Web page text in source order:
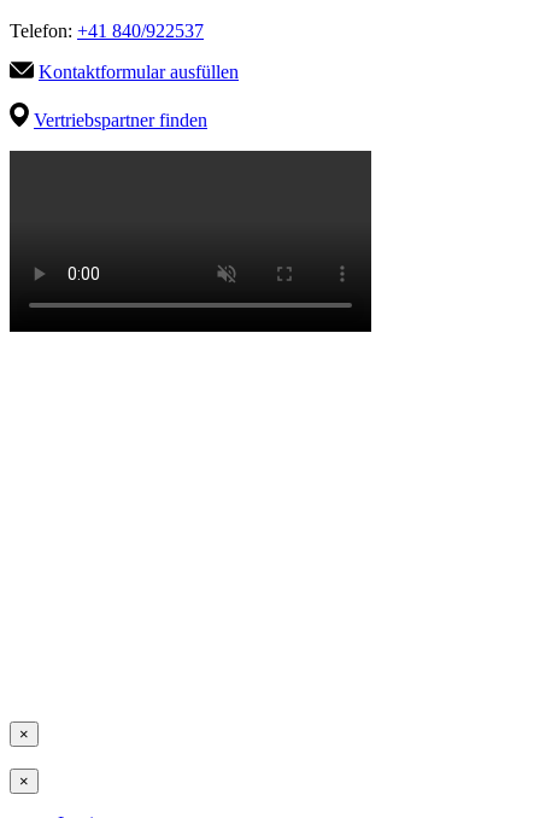
Telefon: +41 840/922537
Kontaktformular ausfüllen
Vertriebspartner finden
×
×